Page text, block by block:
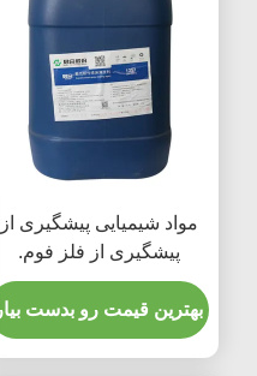
مواد شیمیایی پیشگیری از
پیشگیری از فلز فوم.
آلومینیوم اسپری تمیز کننده
بهترین قیمت رو بدست بیار